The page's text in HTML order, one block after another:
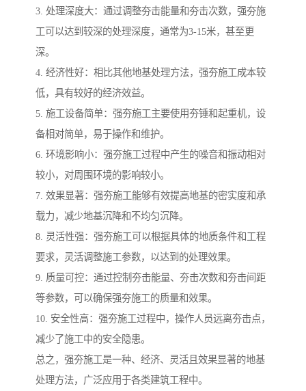
3. 处理深度大：通过调整夯击能量和夯击次数，强夯施
工可以达到较深的处理深度，通常为3-15米，甚至更
深。
4. 经济性好：相比其他地基处理方法，强夯施工成本较
低，具有较好的经济效益。
5. 施工设备简单：强夯施工主要使用夯锤和起重机，设
备相对简单，易于操作和维护。
6. 环境影响小：强夯施工过程中产生的噪音和振动相对
较小，对周围环境的影响较小。
7. 效果显著：强夯施工能够有效提高地基的密实度和承
载力，减少地基沉降和不均匀沉降。
8. 灵活性强：强夯施工可以根据具体的地质条件和工程
要求，灵活调整施工参数，以达到的处理效果。
9. 质量可控：通过控制夯击能量、夯击次数和夯击间距
等参数，可以确保强夯施工的质量和效果。
10. 安全性高：强夯施工过程中，操作人员远离夯击点，
减少了施工中的安全隐患。
总之，强夯施工是一种、经济、灵活且效果显著的地基
处理方法，广泛应用于各类建筑工程中。